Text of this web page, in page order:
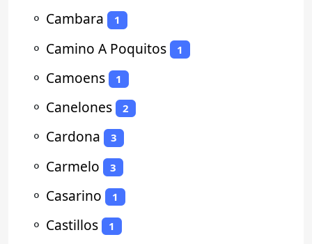
⚬ Cambara 1
⚬ Camino A Poquitos 1
⚬ Camoens 1
⚬ Canelones 2
⚬ Cardona 3
⚬ Carmelo 3
⚬ Casarino 1
⚬ Castillos 1